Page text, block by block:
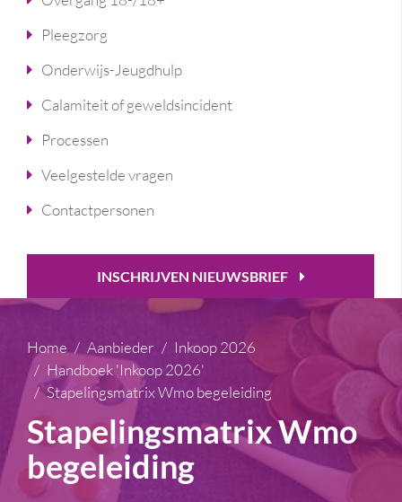
Pleegzorg
Onderwijs-Jeugdhulp
Calamiteit of geweldsincident
Processen
Veelgestelde vragen
Contactpersonen
INSCHRIJVEN NIEUWSBRIEF
Home Aanbieder
Inkoop 2026
Handboek 'Inkoop 2026'
Stapelingsmatrix Wmo begeleiding
Stapelingsmatrix Wmo
begeleiding